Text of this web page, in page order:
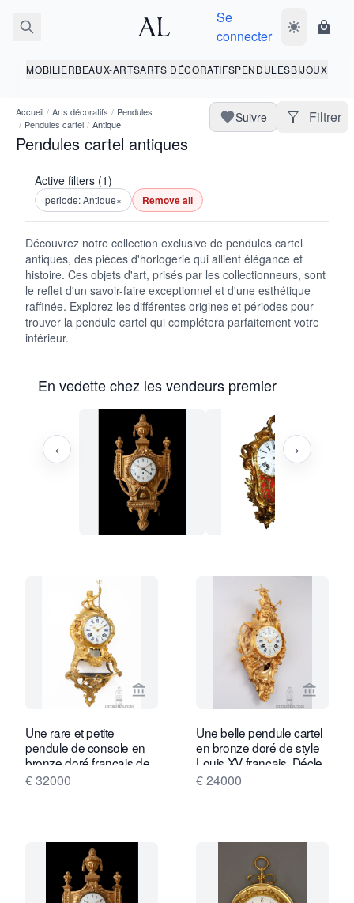
Se
connecter
Basculer le
MOBILIERBEAUX-ARTSARTS DÉCORATIFSPENDULESBIJOUX
Accueil / Arts décoratifs / Pendules
/ Pendules cartel / Antique
Pendules cartel antiques
Suivre Filtrer
Active filters (1)
periode: Antique× Remove all
Découvrez notre collection exclusive de pendules cartel
antiques, des pièces d'horlogerie qui allient élégance et
histoire. Ces objets d'art, prisés par les collectionneurs, sont
le reflet d'un savoir-faire exceptionnel et d'une esthétique
raffinée. Explorez les différentes origines et périodes pour
trouver la pendule cartel qui complétera parfaitement votre
intérieur.
En vedette chez les vendeurs premier
‹ ›
Voir la page vendeur de Gude & Meis
Une rare et petite
pendule de console en
bronze doré français de
style Louis XV, Leroy A
€ 32000
Voir la
Une belle pendule cartel
en bronze doré de style
Louis XV français, Décle
A Paris, 1754.
€ 24000